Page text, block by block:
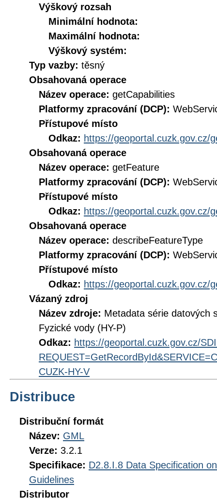
Výškový rozsah
Minimální hodnota:
Maximální hodnota:
Výškový systém:
Typ vazby: těsný
Obsahovaná operace
Název operace: getCapabilities
Platformy zpracování (DCP):
Přístupové místo
Odkaz: https://geoportal.cuzk.gov.cz/
Obsahovaná operace
Název operace: getFeature
Platformy zpracování (DCP):
Přístupové místo
Odkaz: https://geoportal.cuzk.gov.cz/
Obsahovaná operace
Název operace: describeFeatureType
Platformy zpracování (DCP):
Přístupové místo
Odkaz: https://geoportal.cuzk.gov.cz/
Vázaný zdroj
Název zdroje: Metadata série datových
Fyzické vody (HY-P)
Odkaz: https://geoportal.cuzk.gov.cz/
CUZK-HY-V
Distribuce
Distribuční formát
Název: GML
Verze: 3.2.1
Specifikace: D2.8.I.8 Data Specification
Guidelines
Distributor